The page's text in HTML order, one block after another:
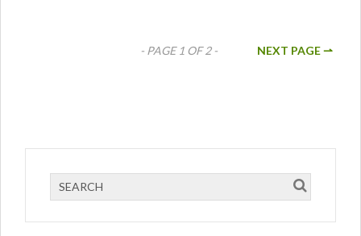
- PAGE 1 OF 2 - NEXT PAGE ⇀